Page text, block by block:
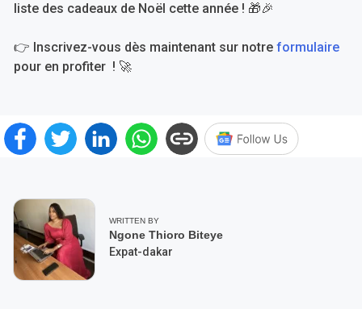
liste des cadeaux de Noël cette année ! 🎁🎉
👉 Inscrivez-vous dès maintenant sur notre formulaire
pour en profiter ! 🚀
WRITTEN BY
Ngone Thioro Biteye
Expat-dakar